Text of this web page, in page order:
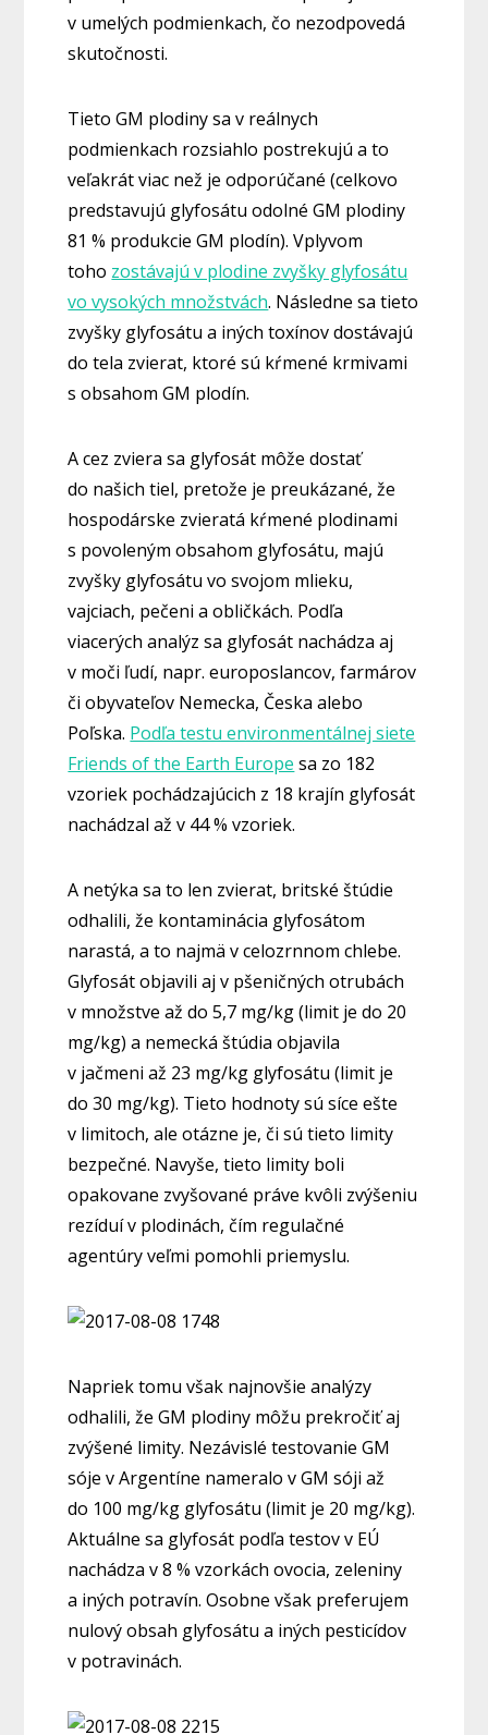
v umelých podmienkach, čo nezodpovedá
skutočnosti.
Tieto GM plodiny sa v reálnych
podmienkach rozsiahlo postrekujú a to
veľakrát viac než je odporúčané (celkovo
predstavujú glyfosátu odolné GM plodiny
81 % produkcie GM plodín). Vplyvom
toho zostávajú v plodine zvyšky glyfosátu
vo vysokých množstvách. Následne sa tieto
zvyšky glyfosátu a iných toxínov dostávajú
do tela zvierat, ktoré sú kŕmené krmivami
s obsahom GM plodín.
A cez zviera sa glyfosát môže dostať
do našich tiel, pretože je preukázané, že
hospodárske zvieratá kŕmené plodinami
s povoleným obsahom glyfosátu, majú
zvyšky glyfosátu vo svojom mlieku,
vajciach, pečeni a obličkách. Podľa
viacerých analýz sa glyfosát nachádza aj
v moči ľudí, napr. europoslancov, farmárov
či obyvateľov Nemecka, Česka alebo
Poľska. Podľa testu environmentálnej siete
Friends of the Earth Europe sa zo 182
vzoriek pochádzajúcich z 18 krajín glyfosát
nachádzal až v 44 % vzoriek.
A netýka sa to len zvierat, britské štúdie
odhalili, že kontaminácia glyfosátom
narastá, a to najmä v celozrnnom chlebe.
Glyfosát objavili aj v pšeničných otrubách
v množstve až do 5,7 mg/kg (limit je do 20
mg/kg) a nemecká štúdia objavila
v jačmeni až 23 mg/kg glyfosátu (limit je
do 30 mg/kg). Tieto hodnoty sú síce ešte
v limitoch, ale otázne je, či sú tieto limity
bezpečné. Navyše, tieto limity boli
opakovane zvyšované práve kvôli zvýšeniu
rezíduí v plodinách, čím regulačné
agentúry veľmi pomohli priemyslu.
Napriek tomu však najnovšie analýzy
odhalili, že GM plodiny môžu prekročiť aj
zvýšené limity. Nezávislé testovanie GM
sóje v Argentíne nameralo v GM sóji až
do 100 mg/kg glyfosátu (limit je 20 mg/kg).
Aktuálne sa glyfosát podľa testov v EÚ
nachádza v 8 % vzorkách ovocia, zeleniny
a iných potravín. Osobne však preferujem
nulový obsah glyfosátu a iných pesticídov
v potravinách.